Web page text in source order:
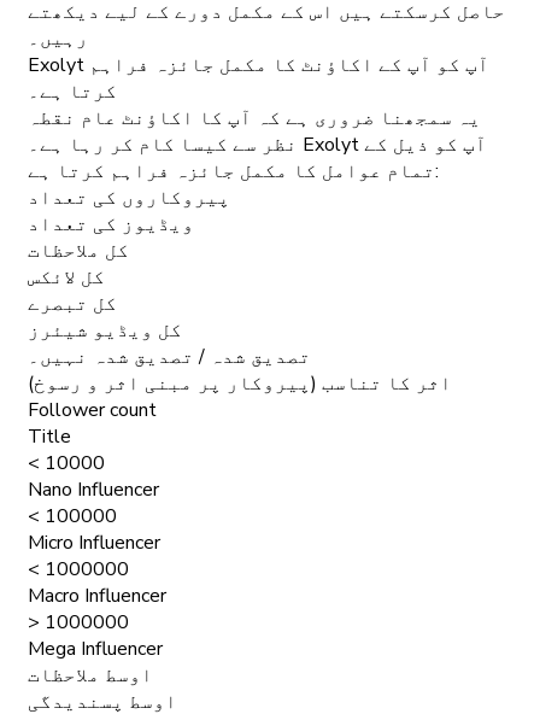
حاصل کرسکتے ہیں اس کے مکمل دورے کے لیے دیکھتے
رہیں۔
Exolyt آپ کو آپ کے اکاؤنٹ کا مکمل جائزہ فراہم
کرتا ہے۔
یہ سمجھنا ضروری ہے کہ آپ کا اکاؤنٹ عام نقطہ
نظر سے کیسا کام کر رہا ہے۔ Exolyt آپ کو ذیل کے
تمام عوامل کا مکمل جائزہ فراہم کرتا ہے:
پیروکاروں کی تعداد
ویڈیوز کی تعداد
کل ملاحظات
کل لائکس
کل تبصرے
کل ویڈیو شیئرز
تصدیق شدہ / تصدیق شدہ نہیں۔
اثر کا تناسب (پیروکار پر مبنی اثر و رسوخ)
Follower count
Title
< 10000
Nano Influencer
< 100000
Micro Influencer
< 1000000
Macro Influencer
> 1000000
Mega Influencer
اوسط ملاحظات
اوسط پسندیدگی